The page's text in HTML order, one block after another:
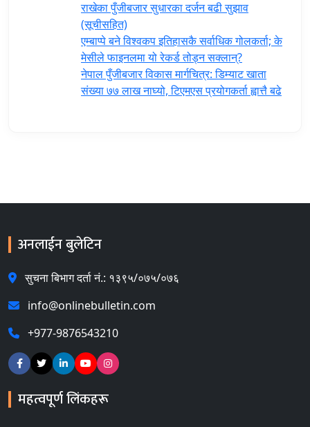
राखेका पुँजीबजार सुधारका दर्जन बढी सुझाव
(सूचीसहित)
एम्बाप्पे बने विश्वकप इतिहासकै सर्वाधिक गोलकर्ता; के
मेसीले फाइनलमा यो रेकर्ड तोड्न सक्लान्?
नेपाल पुँजीबजार विकास मार्गचित्र: डिम्याट खाता
संख्या ७७ लाख नाघ्यो, टिएमएस प्रयोगकर्ता ह्वात्तै बढे
अनलाईन बुलेटिन
सुचना बिभाग दर्ता नं.: १३९५/०७५/०७६
info@onlinebulletin.com
+977-9876543210
महत्वपूर्ण लिंकहरू